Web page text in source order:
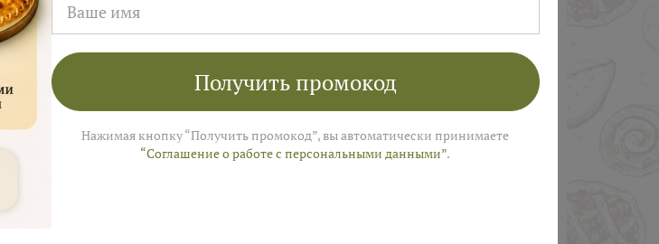
в смс
позиции
Получить промокод
Нажимая кнопку “Получить промокод”, вы автоматически принимаете
“Соглашение о работе с персональными данными”.